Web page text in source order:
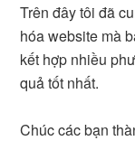
Trên đây tôi đã
hóa website mà
kết hợp nhiều
quả tốt nhất.
Chúc các bạn